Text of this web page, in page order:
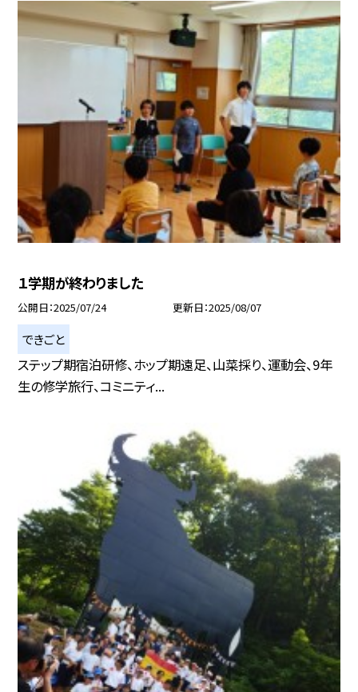
１学期が終わりました
公開日 2025/07/24 更新日 2025/08/07
できごと
ステップ期宿泊研修、ホップ期遠足、山菜採り、運動会、9年
生の修学旅行、コミニティ...